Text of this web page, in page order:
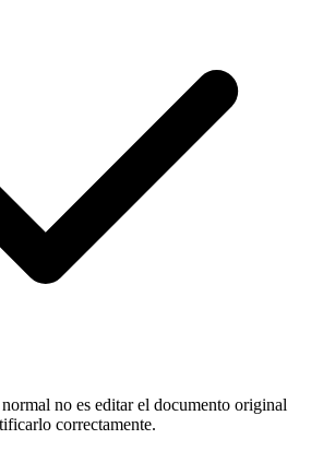
no es editar el documento original
correctamente.